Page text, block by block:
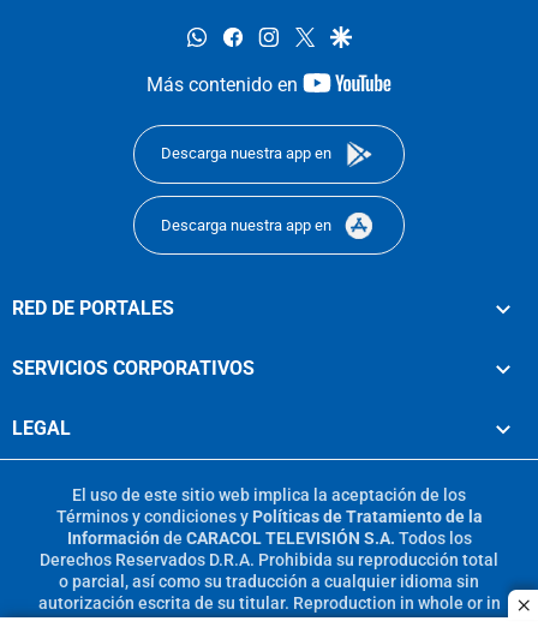
whatsappfacebookinstagram
twittergoogle
Más contenido en
youtube-
Descarga nuestra app en
Descarga nuestra app en
RED DE PORTALES
SERVICIOS CORPORATIVOS
LEGAL
El uso de este sitio web implica la aceptación de los
Términos y condicionesy Políticas de Tratamiento de la
Información de CARACOL TELEVISIÓN S.A. Todos los
Derechos Reservados D.R.A. Prohibida su reproducción total
o parcial, así como su traducción a cualquier idioma sin
autorización escrita de su titular. Reproduction in whole or in